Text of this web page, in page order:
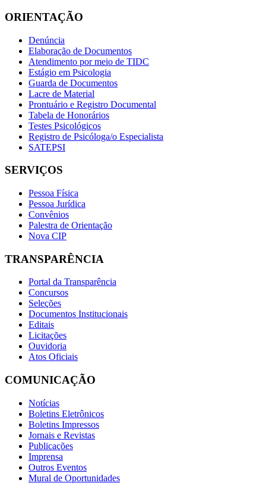
ORIENTAÇÃO
Denúncia
Elaboração de Documentos
Atendimento por meio de TIDC
Estágio em Psicologia
Guarda de Documentos
Lacre de Material
Prontuário e Registro Documental
Tabela de Honorários
Testes Psicológicos
Registro de Psicóloga/o Especialista
SATEPSI
SERVIÇOS
Pessoa Física
Pessoa Jurídica
Convênios
Palestra de Orientação
Nova CIP
TRANSPARÊNCIA
Portal da Transparência
Concursos
Seleções
Documentos Institucionais
Editais
Licitações
Ouvidoria
Atos Oficiais
COMUNICAÇÃO
Notícias
Boletins Eletrônicos
Boletins Impressos
Jornais e Revistas
Publicações
Imprensa
Outros Eventos
Mural de Oportunidades